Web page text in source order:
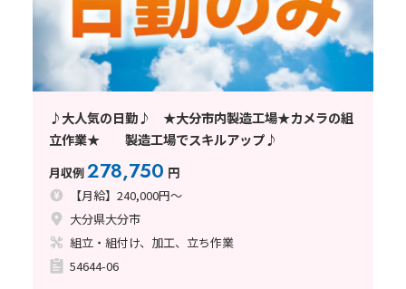
♪大人気の日勤♪ ★大分市内製造工場★カメラの組
立作業★ 製造工場でスキルアップ♪
月収例278,750 円
【月給】240,000円～
大分県大分市
組立・組付け、加工、立ち作業
54644-06